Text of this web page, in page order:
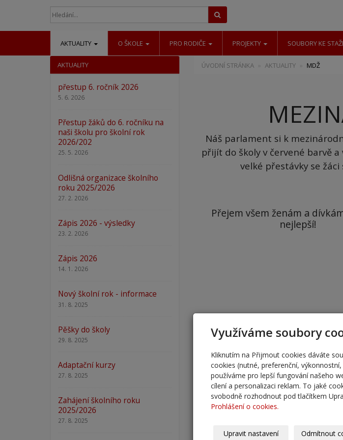
AKTUALITY O ŠKOLE PRO RODIČE PROJEKTY SOUBORY KE
ÚVODNÍ STRÁNKA AKTUALITY MDŽ
Náš parlament si k
přijít do školy v červené barvě
velké přestávky se
Přejem všem ženám a
nejlepší!
AKTUALITY
přestup 6. ročník 2026
5. 6. 2026
Přestup žáků do 6. ročníku na
naši školu pro školní rok
2026/202
25. 5. 2026
Odlišná organizace školního
roku 2025/2026
27. 2. 2026
Zápis 2026 - výsledky
23. 2. 2026
Zápis 2026
14. 1. 2026
Nový školní rok - informace
31. 8. 2025
Pěšky do školy
29. 8. 2025
Adaptační kurzy
27. 8. 2025
Zahájení školního roku
2025/2026
27. 8. 2025
Využíváme soubory
Kliknutím na Přijmout cookies dáváte
cookies (nutné, preferenční,
používáme pro lepší fungování našeho
cílení a personalizaci reklam. To jaké
svobodně rozhodnout pod tlačítkem
Prohlášení o cookies.
Upravit nastavení Odmítnout